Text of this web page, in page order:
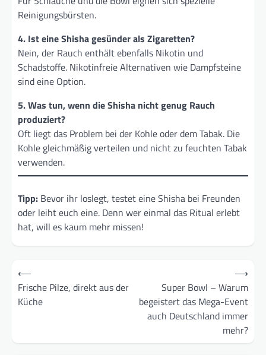
Reinigungsbürsten.
4. Ist eine Shisha gesünder als Zigaretten?
Nein, der Rauch enthält ebenfalls Nikotin und
Schadstoffe. Nikotinfreie Alternativen wie Dampfsteine
sind eine Option.
5. Was tun, wenn die Shisha nicht genug Rauch
produziert?
Oft liegt das Problem bei der Kohle oder dem Tabak. Die
Kohle gleichmäßig verteilen und nicht zu feuchten Tabak
verwenden.
Tipp: Bevor ihr loslegt, testet eine Shisha bei Freunden
oder leiht euch eine. Denn wer einmal das Ritual erlebt
hat, will es kaum mehr missen!
Beitragsnavigation
⟵
Frische Pilze, direkt aus der
Küche
Super Bowl – Warum
begeistert das Mega-Event
auch Deutschland immer
mehr?
⟶